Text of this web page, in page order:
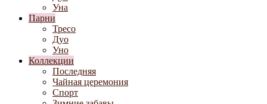
Уна
Парни
Тресо
Дуо
Уно
Коллекции
Последняя
Чайная церемония
Спорт